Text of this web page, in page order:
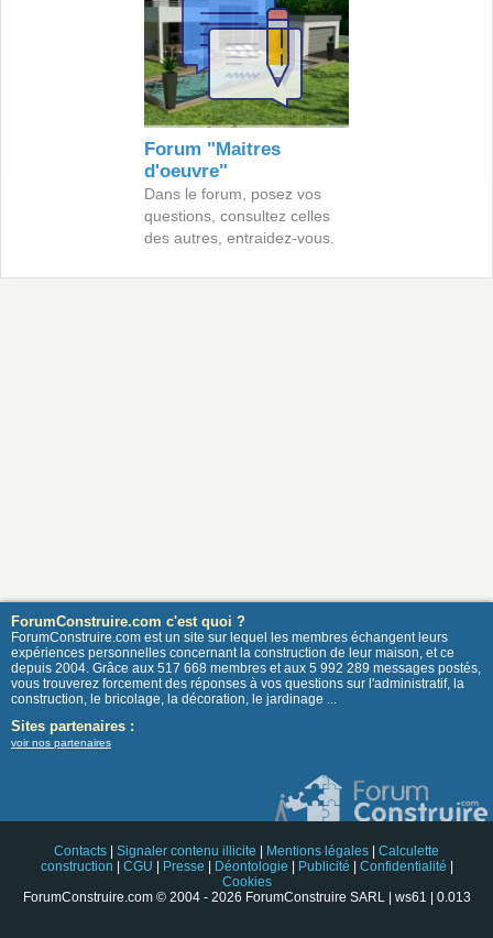
Forum "Maitres
d'oeuvre"
Dans le forum, posez vos
questions, consultez celles
des autres, entraidez-vous.
ForumConstruire.com c'est quoi ?
ForumConstruire.com est un site sur lequel les membres échangent leurs
expériences personnelles concernant la construction de leur maison, et ce
depuis 2004. Grâce aux 517 668 membres et aux 5 992 289 messages postés,
vous trouverez forcement des réponses à vos questions sur l'administratif, la
construction, le bricolage, la décoration, le jardinage ...
Sites partenaires :
voir nos partenaires
Contacts Signaler contenu illicite Mentions légales
Calculette
construction
CGU Presse Déontologie Publicité Confidentialité
Cookies
ForumConstruire.com © 2004 - 2026 ForumConstruire SARL | ws61 | 0.013